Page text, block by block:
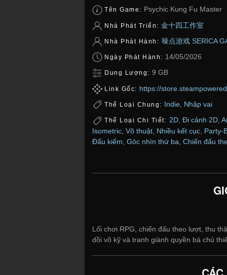
Tên Game: Psychic Kung Fu Master
Nhà Phát Triển: 金十四工作室
Nhà Phát Hành: 噪点游戏 SERICA
Ngày Phát Hành: 14/05/2026
Dung Lượng: 9 GB
Link Gốc: https://
Thể Loại Chung: Indie Nhập vai
Thể Loại Chi Tiết: 2D, Đi cảnh 2D,
Isometric Võ thuật Nhiều kết cục Party-
Đấu kiếm Góc nhìn thứ ba Chiến đấu
Lối chơi RPG, chiến đấu theo lượt, thu
dồi võ kỹ và tranh giành quyền bá chủ